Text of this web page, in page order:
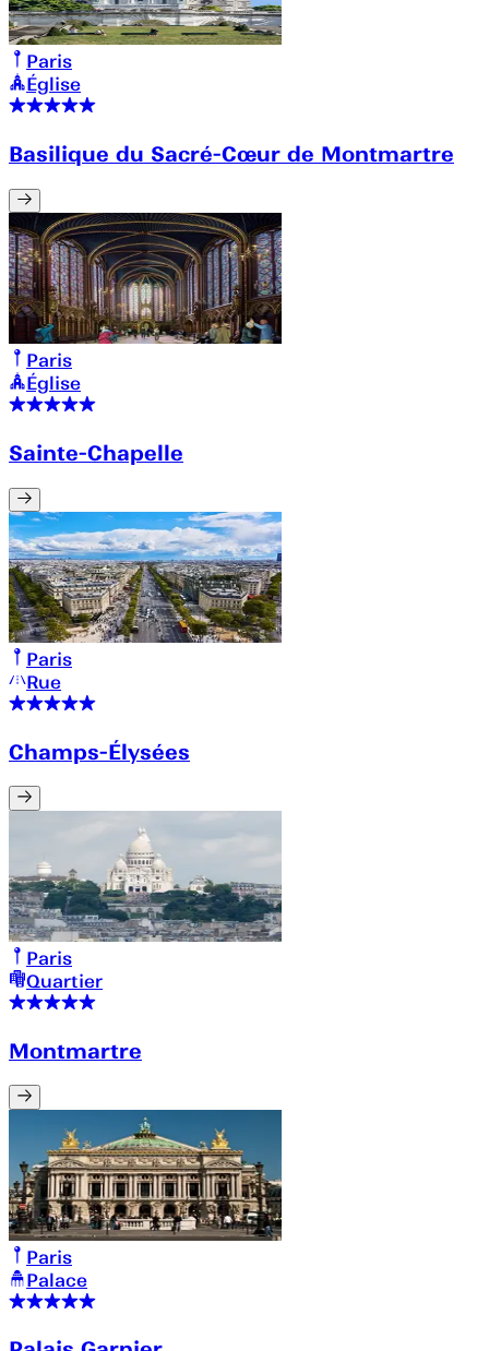
Paris
Église
Basilique du Sacré-Cœur de Montmartre
Paris
Église
Sainte-Chapelle
Paris
Rue
Champs-Élysées
Paris
Quartier
Montmartre
Paris
Palace